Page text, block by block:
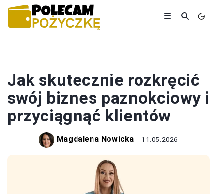
Jak skutecznie rozkręcić
swój biznes paznokciowy i
przyciągnąć klientów
Magdalena Nowicka 11.05.2026